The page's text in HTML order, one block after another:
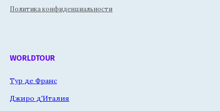
Политика конфиденциальности
WORLDTOUR
Тур де Франс
Джиро д'Италия